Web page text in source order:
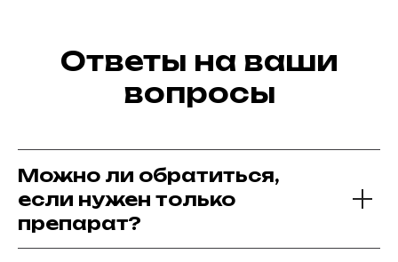
Ответы на ваши
вопросы
Можно ли обратиться,
если нужен только
препарат?